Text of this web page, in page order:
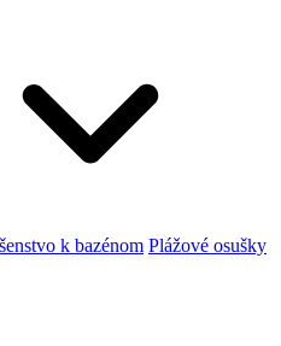
k bazénom Plážové osušky